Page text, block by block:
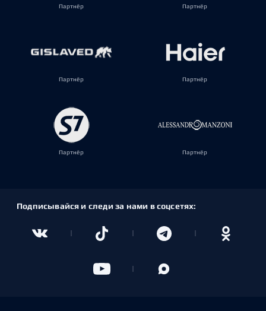
Партнёр Партнёр
Партнёр Партнёр
Партнёр Партнёр
Подписывайся и следи за нами в соцсетях: